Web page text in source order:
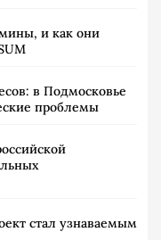
и как они
в Подмосковье
проблемы
стал узнаваемым